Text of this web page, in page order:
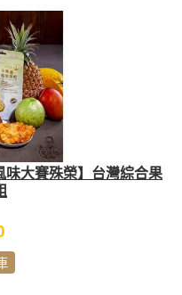
大賽殊榮】台灣綜合果